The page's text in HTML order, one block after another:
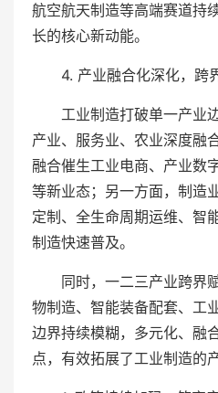
航空航天制造等高端赛道持
长的核心新动能。
4. 产业融合化深化，跨
工业制造打破单一产业
产业、服务业、农业深度融
融合催生工业电商、产业数
等新业态；另一方面，制造
定制、全生命周期运维、智
制造快速普及。
同时，一二三产业跨界
物制造、智能装备配套、工
边界持续模糊，多元化、融
点，有效拓展了工业制造的